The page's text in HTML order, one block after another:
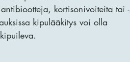
kortisonivoiteita tai -
kipulääkitys voi olla